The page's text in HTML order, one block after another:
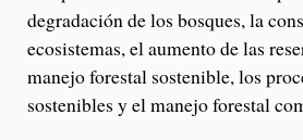
degradación de los bosques, la
ecosistemas, el aumento de las
manejo forestal sostenible, los
sostenibles y el manejo forestal